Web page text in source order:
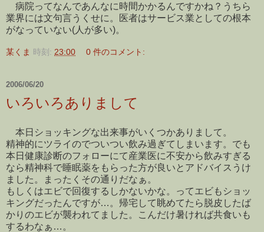
病院ってなんであんなに時間かかるんですかね？うちら
業界には文句言うくせに。医者はサービス業としての根本
がなっていない(人が多い)。
某くま 時刻: 23:00 0 件のコメント:
2006/06/20
いろいろありまして
本日ショッキングな出来事がいくつかありまして。
精神的にツライのでついつい飲み過ぎてしまいます。でも
本日健康診断のフォローにて産業医に不安から飲みすぎる
なら精神科で睡眠薬をもらった方が良いとアドバイスうけ
ました。まったくその通りだなぁ。
もしくはエビで回復するしかないかな。ってエビもショッ
キングだったんですが…。帰宅して眺めてたら脱皮したば
かりのエビが襲われてました。こんだけ暑ければ共食いも
するわなぁ…。